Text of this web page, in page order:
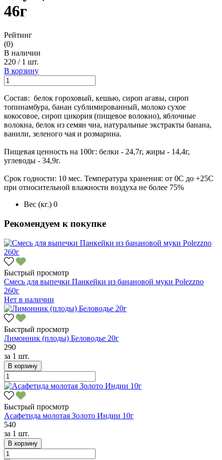
46г
Рейтинг
(0)
В наличии
220 / 1 шт.
В корзину
Состав: белок гороховый, кешью, сироп агавы, сироп
топинамбура, банан сублимированный, молоко сухое
кокосовое, сироп цикория (пищевое волокно), яблочные
волокна, белок из семян чиа, натуральные экстракты банана,
ванили, зеленого чая и розмарина.
Пищевая ценность на 100г: белки - 24,7г, жиры - 14,4г,
углеводы - 34,9г.
Срок годности: 10 мес. Температура хранения: от 0С до +25С
при относительной влажности воздуха не более 75%
Вес (кг.) 0
Рекомендуем к покупке
Быстрый просмотр
Смесь для выпечки Панкейки из банановой муки Polezzno
260г
Нет в наличии
Быстрый просмотр
Лимонник (плоды) Беловодье 20г
290
за 1 шт.
В корзину
Быстрый просмотр
Асафетида молотая Золото Индии 10г
540
за 1 шт.
В корзину